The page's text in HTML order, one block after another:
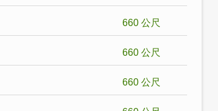
660 公尺
660 公尺
660 公尺